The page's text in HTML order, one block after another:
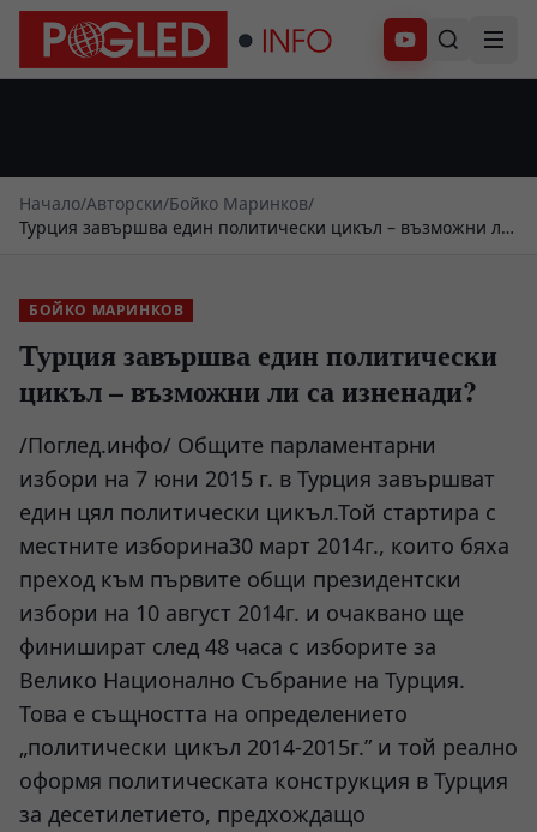
Абонирай се
Начало/Авторски/Бойко Маринков/
Турция завършва един политически цикъл – възможни ли
БОЙКО МАРИНКОВ
Турция завършва един политически
цикъл – възможни ли са изненади?
/Поглед.инфо/ Общите парламентарни
избори на 7 юни 2015 г. в Турция завършват
един цял политически цикъл.Той стартира с
местните изборина30 март 2014г., които бяха
преход към първите общи президентски
избори на 10 август 2014г. и очаквано ще
финишират след 48 часа с изборите за
Велико Национално Събрание на Турция.
Това е същността на определението
„политически цикъл 2014-2015г.” и той реално
оформя политическата конструкция в Турция
за десетилетието, предхождащо